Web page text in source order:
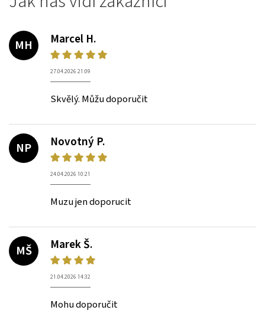
MH
Marcel H.
27.04.2026 21:09
Skvělý. Můžu doporučit
NP
Novotný P.
24.04.2026 10:21
Muzu jen doporucit
MŠ
Marek Š.
21.04.2026 14:32
Mohu doporučit